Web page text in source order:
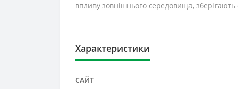
впливу зовнішнього середовища, зберігають
Характеристики
САЙТ